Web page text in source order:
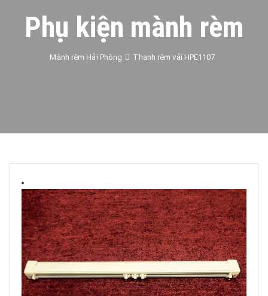
Phụ kiện mành rèm
Mành rèm Hải Phòng Thanh rèm vải HPE1107